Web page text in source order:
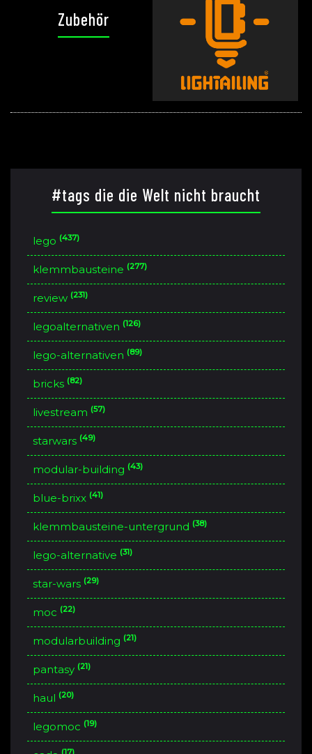
Zubehör
#tags die die Welt nicht braucht
lego (437)
klemmbausteine (277)
review (231)
legoalternativen (126)
lego-alternativen (89)
bricks (82)
livestream (57)
starwars (49)
modular-building (43)
blue-brixx (41)
klemmbausteine-untergrund (38)
lego-alternative (31)
star-wars (29)
moc (22)
modularbuilding (21)
pantasy (21)
haul (20)
legomoc (19)